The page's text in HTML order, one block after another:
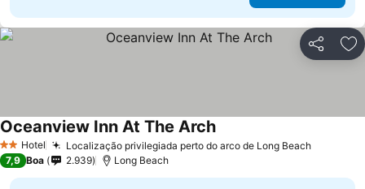
Partilhar
2 Estrelas
Hotel Localização privilegiada perto do arco de Long BeachVer
Oceanview Inn At The ArchVer preços
7,9 Boa 2.939 Long Beach